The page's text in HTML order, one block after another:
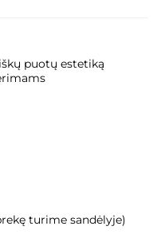
puotų estetiką
turime sandėlyje)